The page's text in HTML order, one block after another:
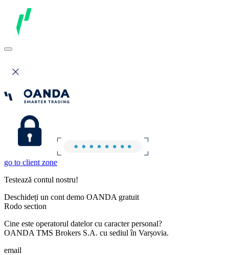
go to client zone
Testează contul nostru!
Deschideți un cont demo OANDA gratuit
Rodo section
Cine este operatorul datelor cu caracter personal?
OANDA TMS Brokers S.A. cu sediul în Varșovia.
email